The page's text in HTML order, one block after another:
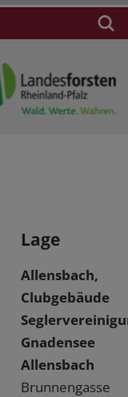
Lage
Allensbach,
Clubgebäude
Gnadensee
Allensbach
Brunnengasse